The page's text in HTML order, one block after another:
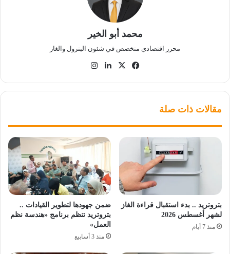
محمد أبو الخير
محرر اقتصادي متخصص في شئون البترول والغاز
فيسبوك
‫X لينكدإن
مقالات ذات صلة
بتروتريد .. بدء استقبال قراءة الغاز
لشهر أغسطس 2026
منذ 7 أيام
ضمن جهودها لتطوير القيادات ..
بتروتريد تنظم برنامج «هندسة نظم
العمل»
منذ 3 أسابيع